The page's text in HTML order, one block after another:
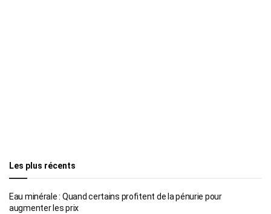
Les plus récents
Eau minérale : Quand certains profitent de la pénurie pour
augmenter les prix